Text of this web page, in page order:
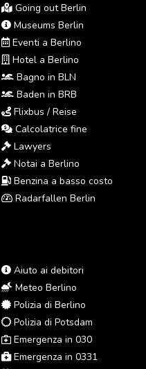
Going out Berlin
Museums Berlin
Eventi a Berlino
Hotel a Berlino
Bagno in BLN
Baden in BRB
Flixbus / Reise
Calcolatrice fine
Lawyers
Notai a Berlino
Benzina a basso costo
Radarfallen Berlin
Aiuto ai debitori
Meteo Berlino
Polizia di Berlino
Polizia di Potsdam
Emergenza in 030
Emergenza in 0331